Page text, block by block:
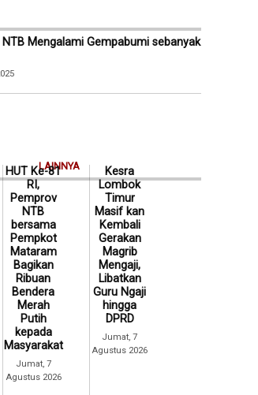
Mengalami Gempabumi sebanyak
LAINNYA
HUT Ke-81
RI,
Pemprov
NTB
bersama
Pempkot
Mataram
Bagikan
Ribuan
Bendera
Merah
Putih
kepada
Masyarakat
Jumat, 7
Agustus 2026
Kesra
Lombok
Timur
Masif kan
Kembali
Gerakan
Magrib
Mengaji,
Libatkan
Guru Ngaji
hingga
DPRD
Jumat, 7
Agustus 2026